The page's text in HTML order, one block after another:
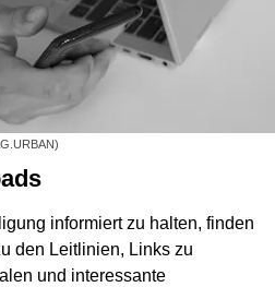
informiert zu halten, finden
den Leitlinien, Links zu
und interessante